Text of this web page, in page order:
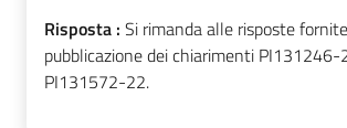
Risposta : Si rimanda alle risposte
pubblicazione dei chiarimenti PI131246-
PI131572-22.